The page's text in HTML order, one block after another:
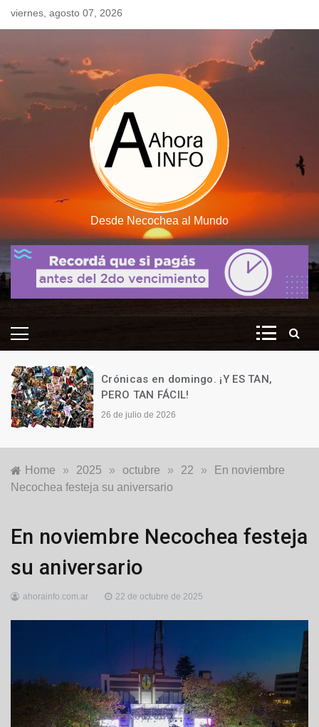
Skipviernes, agosto 07, 2026
Desde Necochea al Mundo
Crónicas en domingo. ¡Y ES TAN,
PERO TAN FÁCIL!
26 de julio de 2026
Home » 2025 » octubre » 22 »
En noviembre
Necochea festeja su aniversario
Generales
Locales
En noviembre Necochea festeja
su aniversario
ahorainfo.com.ar 22 de octubre de 2025